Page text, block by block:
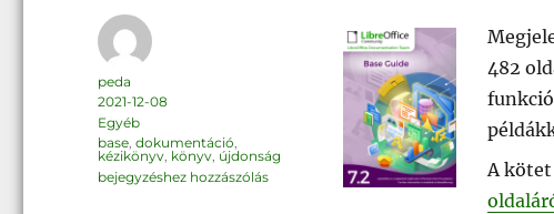
482
A kötet
Szerző
peda
Közzétéve
2021-12-08
Kategória
Egyéb
Címke
base,dokumentáció,
kézikönyv, könyv, újdonság
LibreOffice
dokumentáció:
bejegyzéshez hozzászólás